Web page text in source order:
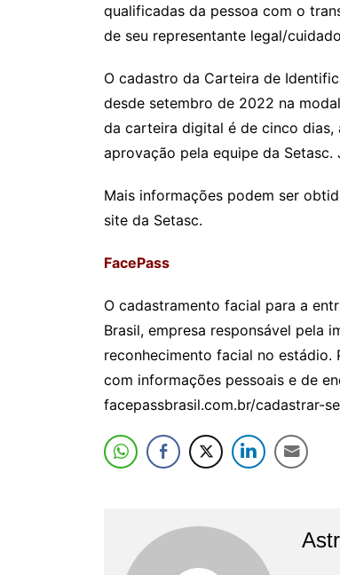
qualificadas da pessoa com o
de seu representante legal/
O cadastro da Carteira de
desde setembro de 2022 na
da carteira digital é de cinco
aprovação pela equipe da
Mais informações podem ser
site da Setasc.
FacePass
O cadastramento facial para a
Brasil, empresa responsável pela
reconhecimento facial no estádio.
com informações pessoais e de
facepassbrasil.com.br/cadastrar-